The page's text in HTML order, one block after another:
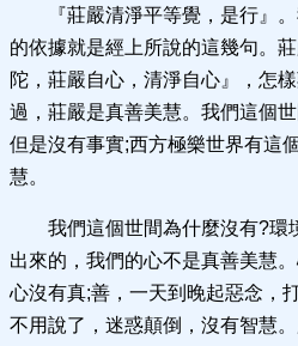
『莊嚴清淨平等覺，是行』
的依據就是經上所說的這幾句。
陀，莊嚴自心，清淨自心』，怎
過，莊嚴是真善美慧。我們這個
但是沒有事實;西方極樂世界有這
慧。
我們這個世間為什麼沒有?環
出來的，我們的心不是真善美慧
心沒有真;善，一天到晚起惡念，
不用說了，迷惑顛倒，沒有智慧